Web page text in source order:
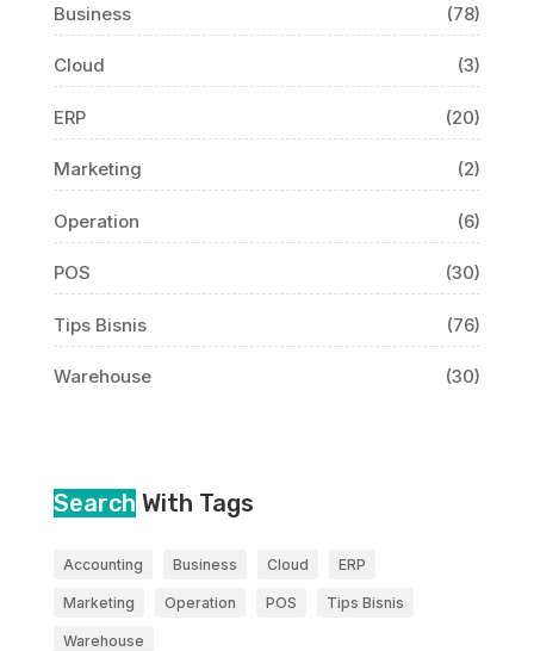
Business (78)
Cloud (3)
ERP (20)
Marketing (2)
Operation (6)
POS (30)
Tips Bisnis (76)
Warehouse (30)
Search With Tags
Accounting Business Cloud ERP
Marketing Operation POS Tips Bisnis
Warehouse